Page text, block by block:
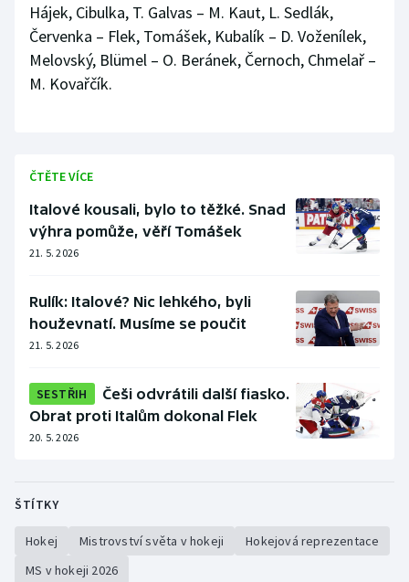
Hájek, Cibulka, T. Galvas – M. Kaut, L. Sedlák,
Červenka – Flek, Tomášek, Kubalík – D. Voženílek,
Melovský, Blümel – O. Beránek, Černoch, Chmelař –
M. Kovařčík.
ČTĚTE VÍCE
Italové kousali, bylo to těžké. Snad
výhra pomůže, věří Tomášek
21. 5. 2026
Rulík: Italové? Nic lehkého, byli
houževnatí. Musíme se poučit
21. 5. 2026
SESTŘIH
Češi odvrátili další fiasko.
Obrat proti Italům dokonal Flek
20. 5. 2026
ŠTÍTKY
Hokej Mistrovství světa v hokeji
Hokejová reprezentace
MS v hokeji 2026